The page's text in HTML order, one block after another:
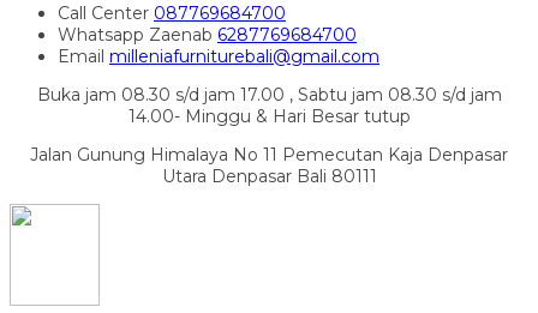
Call Center 087769684700
Whatsapp Zaenab 6287769684700
Email milleniafurniturebali@gmail.com
Buka jam 08.30 s/d jam 17.00 , Sabtu jam 08.30 s/d jam
14.00- Minggu & Hari Besar tutup
Jalan Gunung Himalaya No 11 Pemecutan Kaja Denpasar
Utara Denpasar Bali 80111